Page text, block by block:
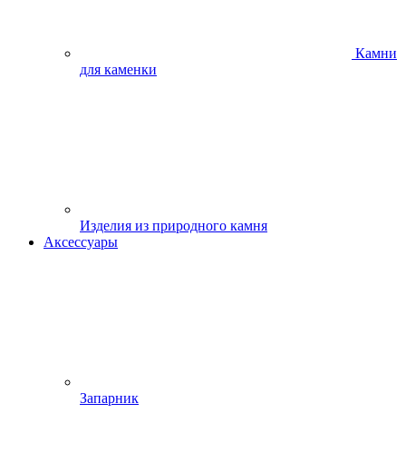
Камни
для каменки
Изделия из природного камня
Аксессуары
Запарник